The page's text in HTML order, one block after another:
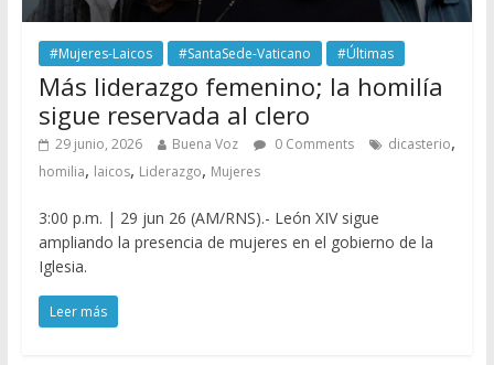
#Mujeres-Laicos #SantaSede-Vaticano #Últimas
Más liderazgo femenino; la homilía
sigue reservada al clero
29 junio, 2026 Buena Voz 0 Comments dicasterio,
homilia, laicos, Liderazgo, Mujeres
3:00 p.m. | 29 jun 26 (AM/RNS).- León XIV sigue
ampliando la presencia de mujeres en el gobierno de la
Iglesia.
Leer más